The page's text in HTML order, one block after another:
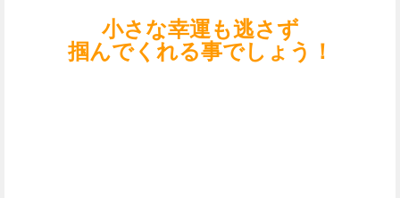
小さな幸運も逃さず
掴んでくれる事でしょう！